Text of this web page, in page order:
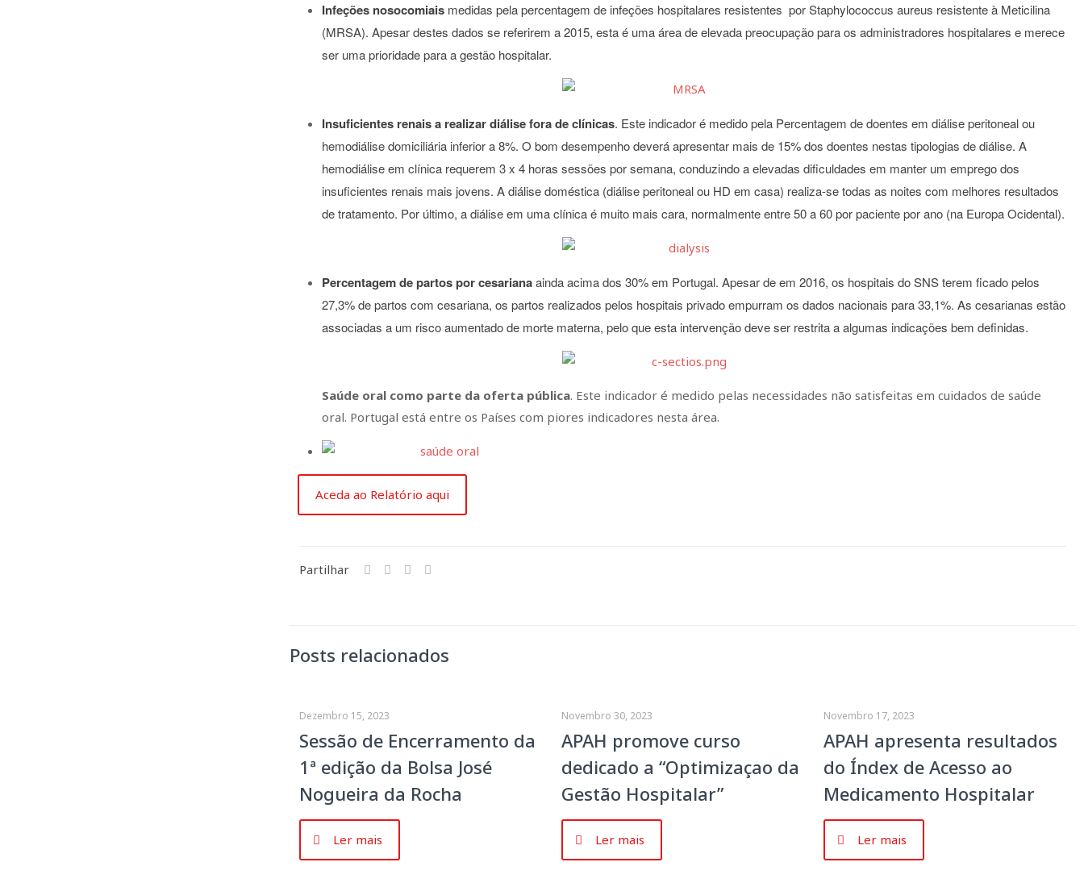
Infeções nosocomiais medidas pela percentagem de infeções hospitalares resistentes por Staphylococcus aureus resistente à Meticilina
(MRSA). Apesar destes dados se referirem a 2015, esta é uma área de elevada preocupação para os administradores hospitalares e merece
ser uma prioridade para a gestão hospitalar.
Insuficientes renais a realizar diálise fora de clínicas. Este indicador é medido pela Percentagem de doentes em diálise peritoneal ou
hemodiálise domiciliária inferior a 8%. O bom desempenho deverá apresentar mais de 15% dos doentes nestas tipologias de diálise. A
hemodiálise em clínica requerem 3 x 4 horas sessões por semana, conduzindo a elevadas dificuldades em manter um emprego dos
insuficientes renais mais jovens. Adiálise doméstica (diálise peritoneal ou HD em casa) realiza-se todas as noites com melhores resultados
de tratamento. Por último, a diálise em uma clínica é muito mais cara, normalmente entre 50 a 60 por paciente por ano (na Europa Ocidental).
Percentagem de partos por cesarianaainda acima dos 30% em Portugal. Apesar de em 2016, os hospitais do SNS terem ficado pelos
27,3% de partos com cesariana, os partos realizados pelos hospitais privado empurram os dados nacionais para 33,1%. As cesarianas estão
associadas a um risco aumentado de morte materna, pelo que esta intervenção deve ser restrita a algumas indicações bem definidas.
Saúde oral como parte da oferta pública. Este indicador é medido pelas necessidades não satisfeitas em cuidados de saúde
oral. Portugal está entre os Países com piores indicadores nesta área.
Aceda ao Relatório aqui
Partilhar
Posts relacionados
Dezembro 15, 2023
Sessão de Encerramento da
1ª edição da Bolsa José
Nogueira da Rocha
Ler mais
Novembro 30, 2023
APAH promove curso
dedicado a “Optimizaçao da
Gestão Hospitalar”
Ler mais
Novembro 17, 2023
APAH apresenta resultados
do Índex de Acesso ao
Medicamento Hospitalar
Ler mais